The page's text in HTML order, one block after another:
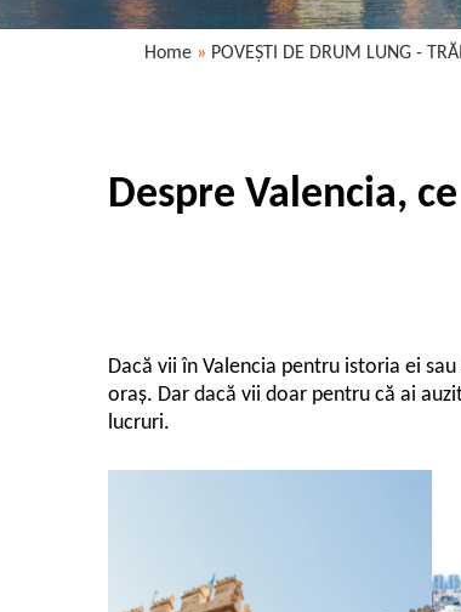
Home» POVEȘTI DE DRUM LUNG -
Despre Valencia,
Dacă vii în Valencia pentru istoria ei
oraș. Dar dacă vii doar pentru că ai
lucruri.